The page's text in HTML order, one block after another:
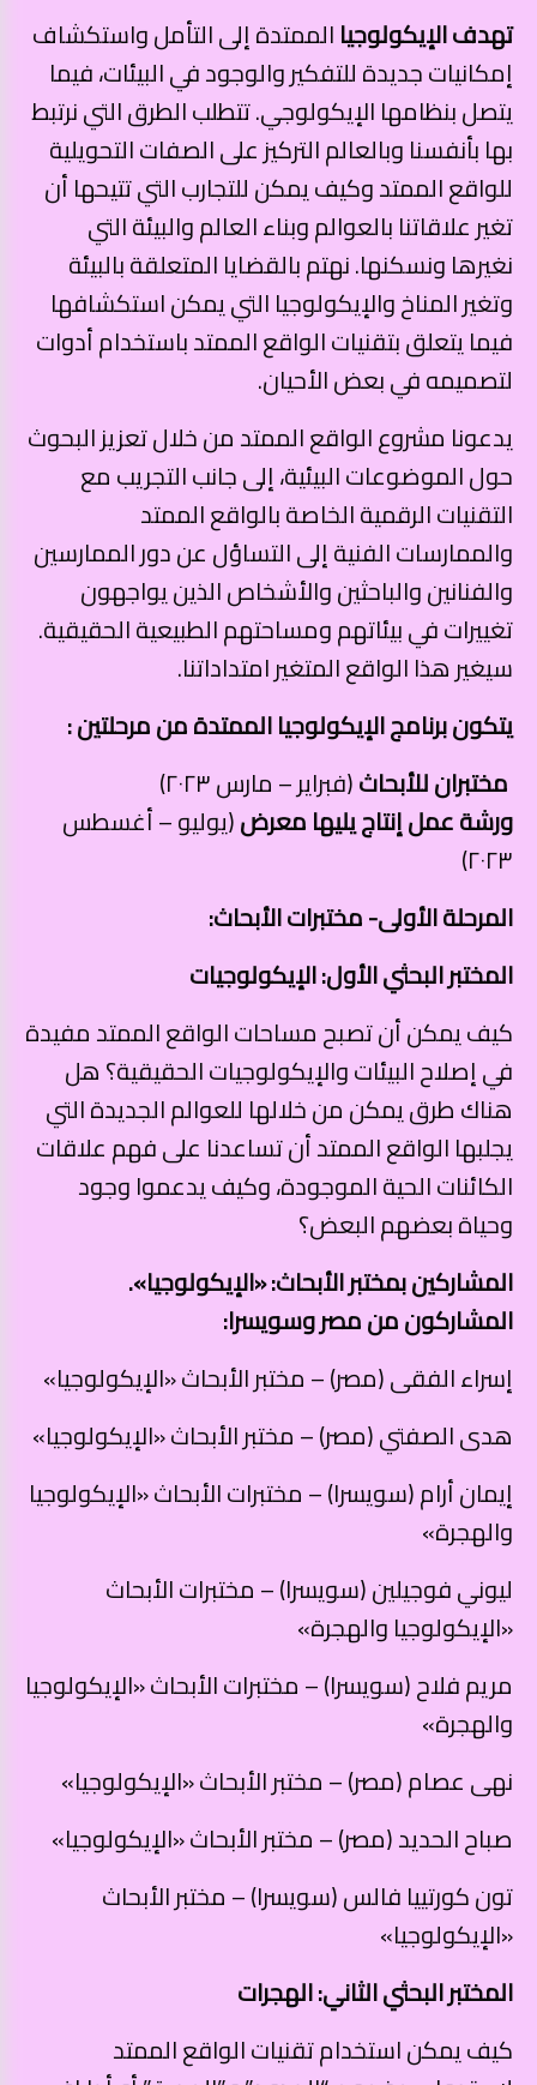
تهدف الإيكولوجياالممتدة إلى التأمل واستكشاف
إمكانيات جديدة للتفكير والوجود في البيئات، فيما
يتصل بنظامها الإيكولوجي. تتطلب الطرق التي نرتبط
بها بأنفسنا وبالعالم التركيز على الصفات التحويلية
للواقع الممتد وكيف يمكن للتجارب التي تتيحها أن
تغير علاقاتنا بالعوالم وبناء العالم والبيئة التي
نغيرها ونسكنها. نهتم بالقضايا المتعلقة بالبيئة
وتغير المناخ والإيكولوجيا التي يمكن استكشافها
فيما يتعلق بتقنيات الواقع الممتد باستخدام أدوات
لتصميمه في بعض الأحيان.
يدعونا مشروع الواقع الممتد من خلال تعزيز البحوث
حول الموضوعات البيئية، إلى جانب التجريب مع
التقنيات الرقمية الخاصة بالواقع الممتد
والممارسات الفنية إلى التساؤل عن دور الممارسين
والفنانين والباحثين والأشخاص الذين يواجهون
تغييرات في بيئاتهم ومساحتهم الطبيعية الحقيقية.
سيغير هذا الواقع المتغير امتداداتنا.
يتكون برنامج الإيكولوجيا الممتدة من مرحلتين :
مختبران للأبحاث(فبراير – مارس ٢٠٢٣)
ورشة عمل إنتاج يليها معرض(يوليو – أغسطس
٢٠٢٣)
المرحلة الأولى- مختبرات الأبحاث:
المختبر البحثي الأول: الإيكولوجيات
كيف يمكن أن تصبح مساحات الواقع الممتد مفيدة
في إصلاح البيئات والإيكولوجيات الحقيقية؟ هل
هناك طرق يمكن من خلالها للعوالم الجديدة التي
يجلبها الواقع الممتد أن تساعدنا على فهم علاقات
الكائنات الحية الموجودة، وكيف يدعموا وجود
وحياة بعضهم البعض؟
المشاركين بمختبر الأبحاث: «الإيكولوجيا».
المشاركون من مصر وسويسرا:
إسراء الفقى (مصر) – مختبر الأبحاث «الإيكولوجيا»
هدى الصفتي (مصر) – مختبر الأبحاث «الإيكولوجيا»
إيمان أرام (سويسرا) – مختبرات الأبحاث «الإيكولوجيا
والهجرة»
ليوني فوجيلين (سويسرا) – مختبرات الأبحاث
«الإيكولوجيا والهجرة»
مريم فلاح (سويسرا) – مختبرات الأبحاث «الإيكولوجيا
والهجرة»
نهى عصام (مصر) – مختبر الأبحاث «الإيكولوجيا»
صباح الحديد (مصر) – مختبر الأبحاث «الإيكولوجيا»
تون كورتييا فالس (سويسرا) – مختبر الأبحاث
«الإيكولوجيا»
المختبر البحثي الثاني: الهجرات
كيف يمكن استخدام تقنيات الواقع الممتد